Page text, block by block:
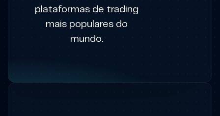
plataformas de trading
mais populares do
mundo.